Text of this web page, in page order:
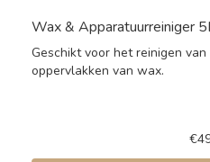
Wax & Apparatuurreiniger
Geschikt voor het reinigen
oppervlakken van wax.